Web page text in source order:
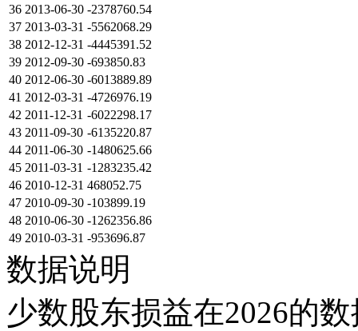
36 2013-06-30 -2378760.54
37 2013-03-31 -5562068.29
38 2012-12-31 -4445391.52
39 2012-09-30 -693850.83
40 2012-06-30 -6013889.89
41 2012-03-31 -4726976.19
42 2011-12-31 -6022298.17
43 2011-09-30 -6135220.87
44 2011-06-30 -1480625.66
45 2011-03-31 -1283235.42
46 2010-12-31 468052.75
47 2010-09-30 -103899.19
48 2010-06-30 -1262356.86
49 2010-03-31 -953696.87
数据说明
少数股东损益在2026的